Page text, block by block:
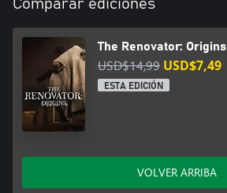
Comparar ediciones
The Renovator: Origins
USD$14,99 USD$7,49
ESTA EDICIÓN
VOLVER ARRIBA